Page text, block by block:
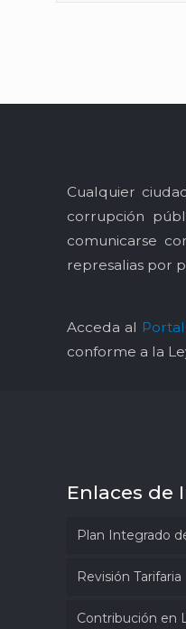
Cualquier
corrupción
comunicarse
represalias por
Acceda al
conforme a la
Enlaces de
Plan Integrado
Revisión Tarifaria
Contribución en